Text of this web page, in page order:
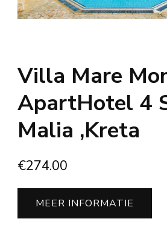
Villa Mare
ApartHotel 4
Malia ,Kreta
€274.00
MEER INFORMATIE